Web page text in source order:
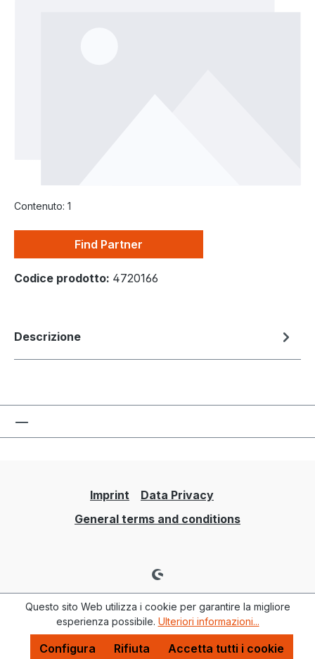
Contenuto: 1
Find Partner
Codice prodotto: 4720166
Descrizione
Imprint
Data Privacy
General terms and conditions
Questo sito Web utilizza i cookie per garantire la migliore
esperienza possibile. Ulteriori informazioni...
Rifiuta
Configura Accetta tutti i cookie